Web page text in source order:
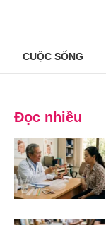
CUỘC SỐNG
Đọc nhiều